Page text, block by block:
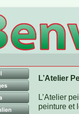
L’Atelier
L’Atelier
peinture et